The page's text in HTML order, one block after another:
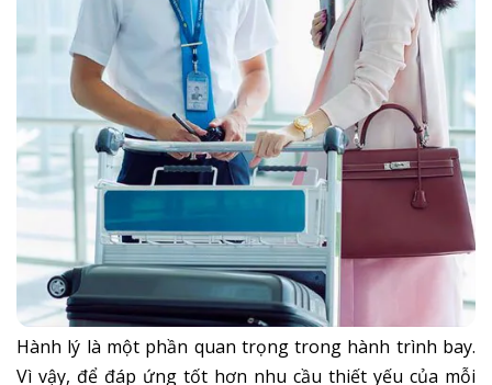
Hành lý là một phần quan trọng trong hành trình bay.
Vì vậy, để đáp ứng tốt hơn nhu cầu thiết yếu của mỗi